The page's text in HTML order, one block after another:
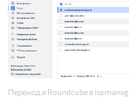
Переход в Roundcube в